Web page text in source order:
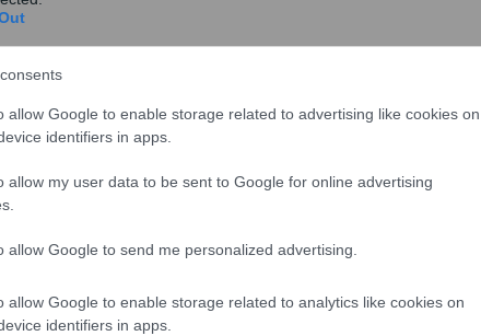
allow Google to enable storage related to advertising like cookies on
identifiers in apps.
allow my user data to be sent to Google for online advertising
allow Google to send me personalized advertising.
allow Google to enable storage related to analytics like cookies on
identifiers in apps.